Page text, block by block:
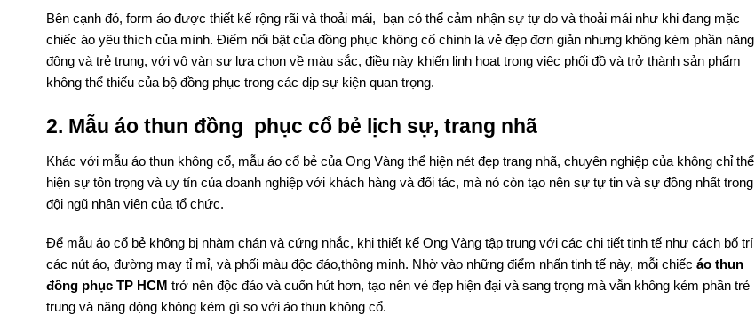
Bên cạnh đó, form áo được thiết kế rộng rãi và thoải mái, bạn có thể cảm nhận sự tự do và thoải mái như khi đang mặc
chiếc áo yêu thích của mình. Điểm nổi bật của đồng phục không cổ chính là vẻ đẹp đơn giản nhưng không kém phần năng
động và trẻ trung, với vô vàn sự lựa chọn về màu sắc, điều này khiến linh hoạt trong việc phối đồ và trở thành sản phẩm
không thể thiếu của bộ đồng phục trong các dịp sự kiện quan trọng.
2. Mẫu áo thun đồng phục cổ bẻ lịch sự, trang nhã
Khác với mẫu áo thun không cổ, mẫu áo cổ bẻ của Ong Vàng thể hiện nét đẹp trang nhã, chuyên nghiệp của không chỉ thể
hiện sự tôn trọng và uy tín của doanh nghiệp với khách hàng và đối tác, mà nó còn tạo nên sự tự tin và sự đồng nhất trong
đội ngũ nhân viên của tổ chức.
Để mẫu áo cổ bẻ không bị nhàm chán và cứng nhắc, khi thiết kế Ong Vàng tập trung với các chi tiết tinh tế như cách bố trí
các nút áo, đường may tỉ mỉ, và phối màu độc đáo,thông minh. Nhờ vào những điểm nhấn tinh tế này, mỗi chiếc áo thun
đồng phục TP HCM trở nên độc đáo và cuốn hút hơn, tạo nên vẻ đẹp hiện đại và sang trọng mà vẫn không kém phần trẻ
trung và năng động không kém gì so với áo thun không cổ.